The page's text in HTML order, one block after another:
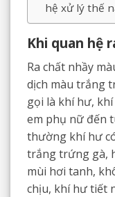
hệ xử lý thế
Khi quan hệ
Ra chất nhầy
dịch màu trắng
gọi là khí hư,
em phụ nữ đến
thường khí hư
trắng trứng gà,
mùi hơi tanh,
chịu, khí hư tiết